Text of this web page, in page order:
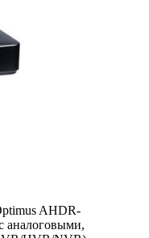
AHDR-
аналоговыми,